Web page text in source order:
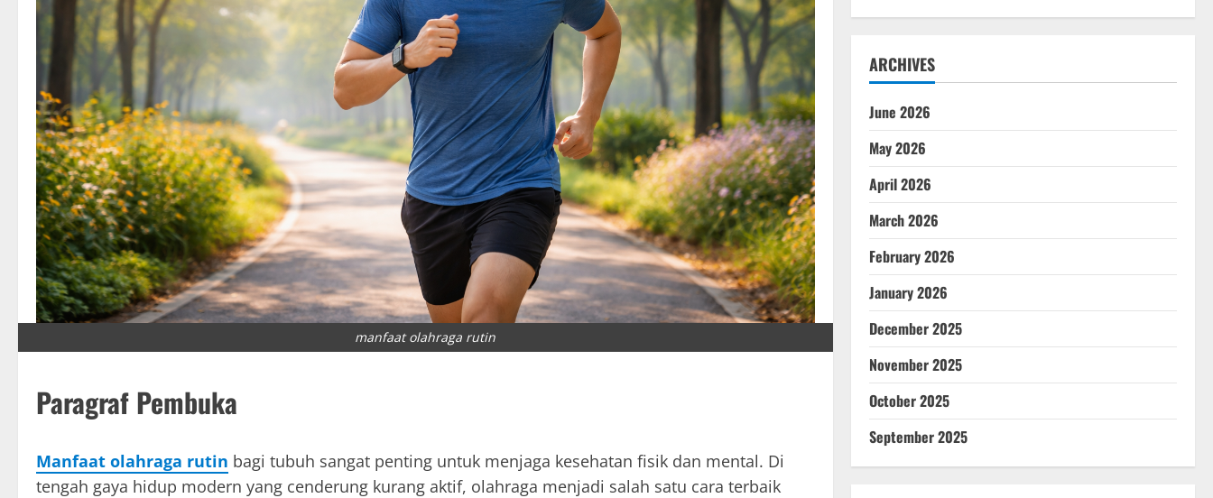
manfaat olahraga rutin
Paragraf Pembuka
Manfaat olahraga rutin bagi tubuh sangat penting untuk menjaga kesehatan fisik dan mental. Di
tengah gaya hidup modern yang cenderung kurang aktif, olahraga menjadi salah satu cara terbaik
ARCHIVES
June 2026
May 2026
April 2026
March 2026
February 2026
January 2026
December 2025
November 2025
October 2025
September 2025